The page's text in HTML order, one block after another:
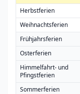
Herbstferien
Weihnachtsferien
Frühjahrsferien
Osterferien
Himmelfahrt- und
Pfingstferien
Sommerferien